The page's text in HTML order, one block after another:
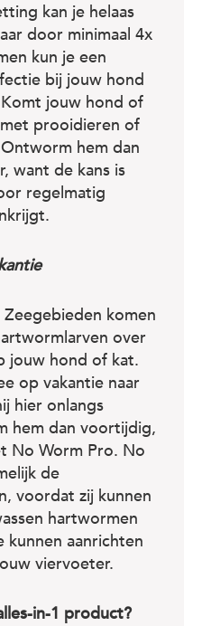
kan je helaas
door minimaal 4x
kun je een
bij jouw hond
jouw hond of
prooidieren of
hem dan
want de kans is
regelmatig
komen
over
jouw hond of kat.
op vakantie naar
hier onlangs
hem dan voortijdig,
No Worm Pro. No
de
voordat zij kunnen
hartwormen
kunnen aanrichten
viervoeter.
in-1 product?